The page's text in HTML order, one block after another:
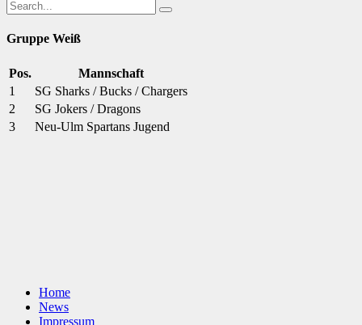
Gruppe Weiß
Pos.
Mannschaft
1
SG Sharks / Bucks / Chargers
2
SG Jokers / Dragons
3
Neu-Ulm Spartans Jugend
Home
News
Impressum